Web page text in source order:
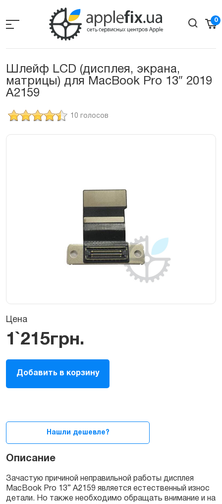
the
0
Шлейф LCD (дисплея, экрана,
матрицы) для MacBook Pro 13″ 2019
A2159
10 голосов
Цена
1`215грн.
Шлейф
LCD
(дисплея,
Pro
2019
A2159
quantity
Добавить в корзину
Нашли дешевле?
Описание
Зачастую причиной неправильной работы дисплея
MacBook Prо 13” А2159 является естественный износ
детали. Но также необходимо обращать внимание и на